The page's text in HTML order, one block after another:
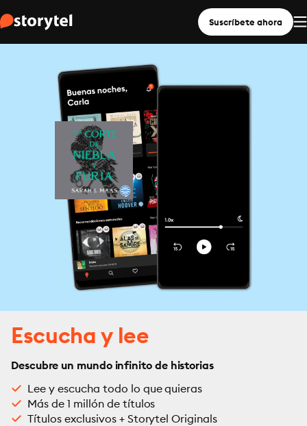
Suscríbete ahora
Escucha y lee
Descubre un mundo infinito de historias
Lee y escucha todo lo que quieras
Más de 1 millón de títulos
Títulos exclusivos + Storytel Originals